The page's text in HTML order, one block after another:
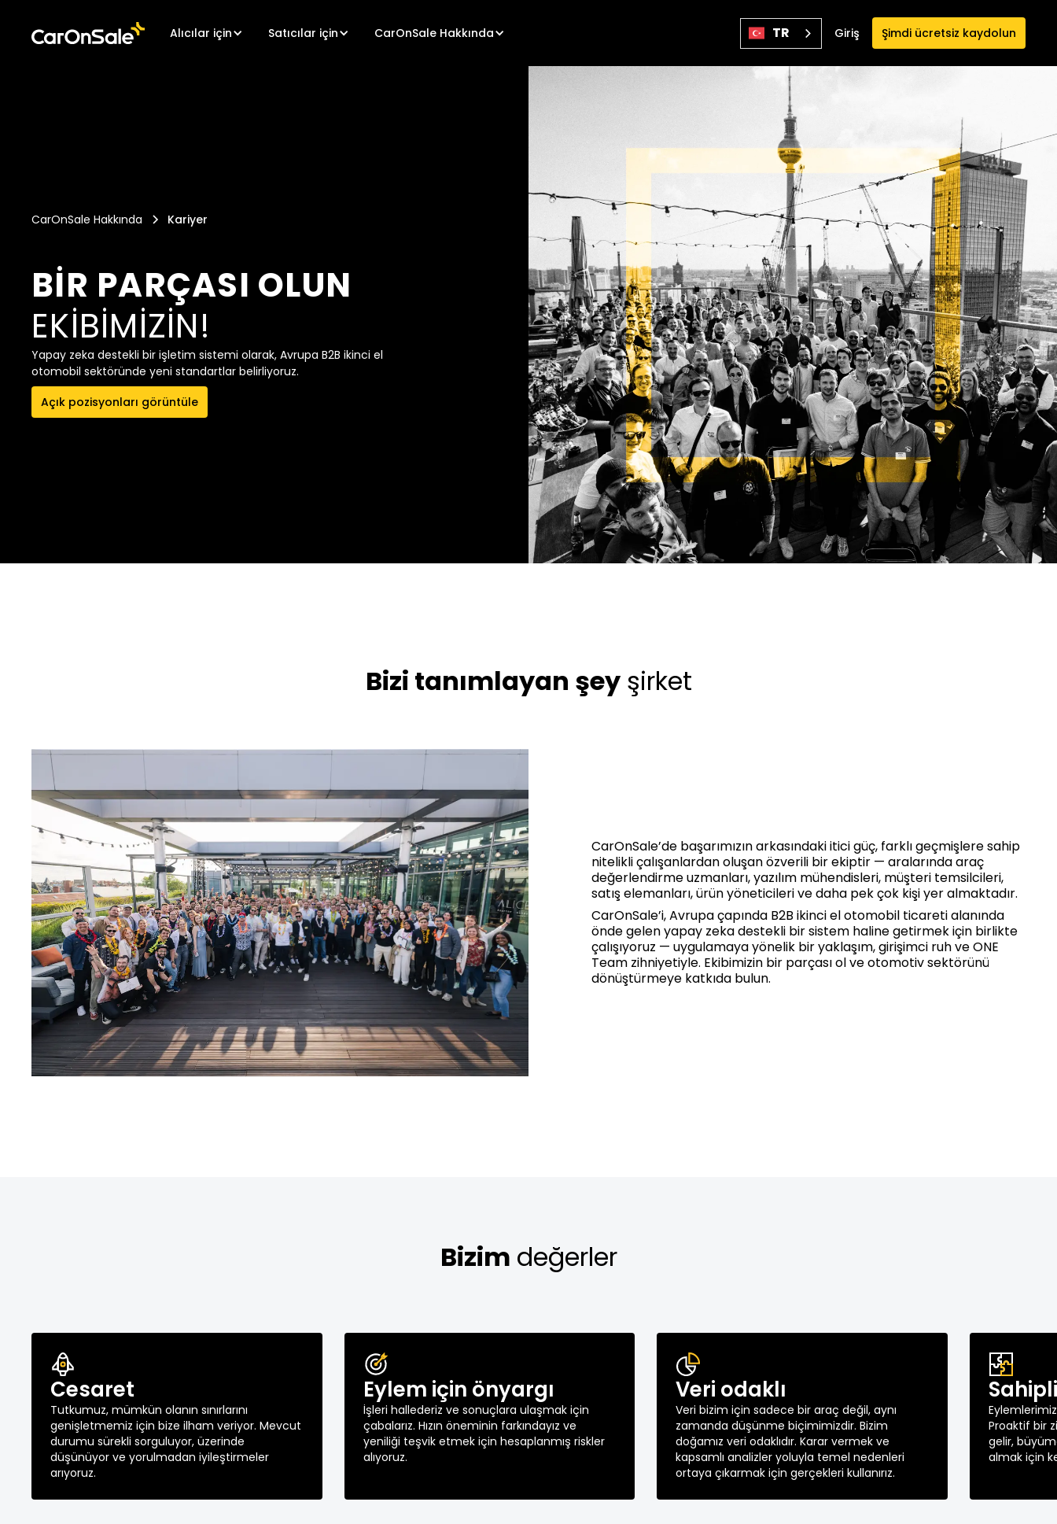
Alıcılar için Satıcılar için CarOnSale Hakkında TR Giriş Şimdi ücretsiz kaydolun
CarOnSale Hakkında Kariyer
BIR PARÇASI OLUN
EKIBIMIZIN!
Yapay zeka destekli bir işletim sistemi olarak, Avrupa B2B ikinci el
otomobil sektöründe yeni standartlar belirliyoruz.
Açık pozisyonları görüntüle
Bizi tanımlayan şey şirket
CarOnSale’de başarımızın arkasındaki itici güç, farklı geçmişlere sahip
nitelikli çalışanlardan oluşan özverili bir ekiptir — aralarında araç
değerlendirme uzmanları, yazılım mühendisleri, müşteri temsilcileri,
satış elemanları, ürün yöneticileri ve daha pek çok kişi yer almaktadır.
CarOnSale’i, Avrupa çapında B2B ikinci el otomobil ticareti alanında
önde gelen yapay zeka destekli bir sistem haline getirmek için birlikte
çalışıyoruz — uygulamaya yönelik bir yaklaşım, girişimci ruh ve ONE
Team zihniyetiyle. Ekibimizin bir parçası ol ve otomotiv sektörünü
dönüştürmeye katkıda bulun.
Bizim değerler
Cesaret
Tutkumuz, mümkün olanın sınırlarını
genişletmemiz için bize ilham veriyor. Mevcut
durumu sürekli sorguluyor, üzerinde
düşünüyor ve yorulmadan iyileştirmeler
arıyoruz.
Eylem için önyargı
İşleri hallederiz ve sonuçlara ulaşmak için
çabalarız. Hızın öneminin farkındayız ve
yeniliği teşvik etmek için hesaplanmış riskler
alıyoruz.
Veri odaklı
Veri bizim için sadece bir araç değil, aynı
zamanda düşünme biçimimizdir. Bizim
doğamız veri odaklıdır. Karar vermek ve
kapsamlı analizler yoluyla temel nedenleri
ortaya çıkarmak için gerçekleri kullanırız.
Proaktif bir
gelir,
almak için